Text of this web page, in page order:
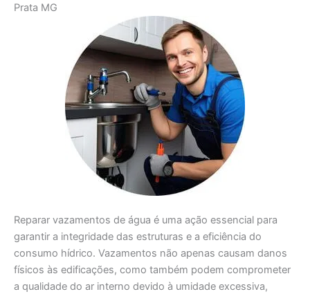
Prata MG
Reparar vazamentos de água é uma ação essencial para
garantir a integridade das estruturas e a eficiência do
consumo hídrico. Vazamentos não apenas causam danos
físicos às edificações, como também podem comprometer
a qualidade do ar interno devido à umidade excessiva,